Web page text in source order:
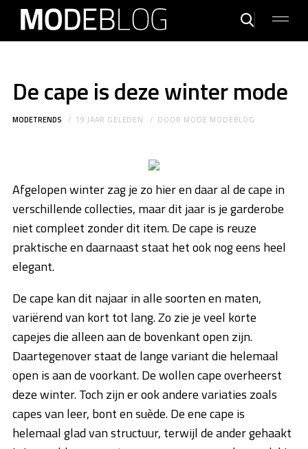
De cape is deze winter mode
MODETRENDS 19 JAAR GELEDEN DOOR MODE MODEBLOG
Afgelopen winter zag je zo hier en daar al de cape in
verschillende collecties, maar dit jaar is je garderobe
niet compleet zonder dit item. De cape is reuze
praktische en daarnaast staat het ook nog eens heel
elegant.
De cape kan dit najaar in alle soorten en maten,
variërend van kort tot lang. Zo zie je veel korte
capejes die alleen aan de bovenkant open zijn.
Daartegenover staat de lange variant die helemaal
open is aan de voorkant. De wollen cape overheerst
deze winter. Toch zijn er ook andere variaties zoals
capes van leer, bont en suède. De ene cape is
helemaal glad van structuur, terwijl de ander gehaakt